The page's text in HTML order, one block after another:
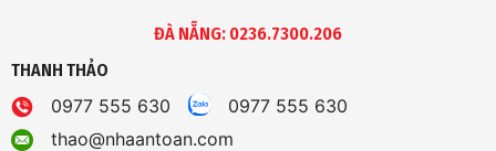
ĐÀ NẴNG: 0236.7300.206
THANH THẢO
0977 555 630
0977 555 630
thao@nhaantoan.com